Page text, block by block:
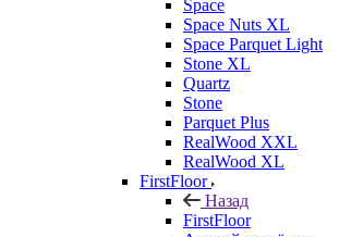
Space
Space Nuts XL
Space Parquet Light
Stone XL
Quartz
Stone
Parquet Plus
RealWood XXL
RealWood XL
FirstFloor
Назад
FirstFloor